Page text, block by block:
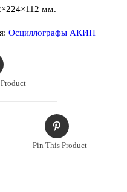
мм.
Осциллографы АКИП
Pin This Product